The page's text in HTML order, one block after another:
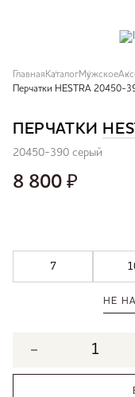
Главная КаталогМужское
Перчатки HESTRA 20450-
ПЕРЧАТКИ
20450-390 серый
8 800 ₽
НЕ
7